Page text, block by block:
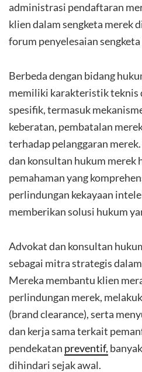
administrasi pendaftaran
klien dalam sengketa merek
forum penyelesaian
Berbeda dengan bidang
memiliki karakteristik teknis
spesifik, termasuk
keberatan, pembatalan
terhadap pelanggaran
dan konsultan hukum merek
pemahaman yang
perlindungan kekayaan
memberikan solusi hukum
Advokat dan konsultan
sebagai mitra strategis
Mereka membantu klien
perlindungan merek,
(brand clearance), serta
dan kerja sama terkait
pendekatan preventif,
dihindari sejak awal.